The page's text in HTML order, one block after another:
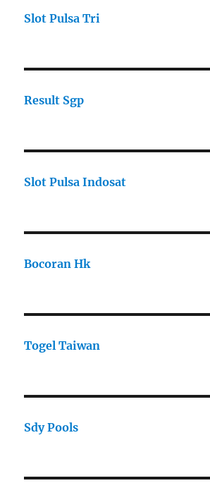
Slot Pulsa Tri
Result Sgp
Slot Pulsa Indosat
Bocoran Hk
Togel Taiwan
Sdy Pools